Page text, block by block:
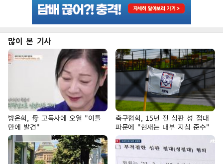
많이 본 기사
방은희, 母 고독사에 오열 "이틀
만에 발견"
축구협회, 15년 전 심판 성 접대
파문에 "현재는 내부 지침 준수"